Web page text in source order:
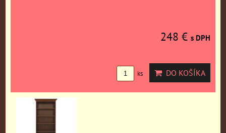
248 € s DPH
ks DO KOŠÍKA